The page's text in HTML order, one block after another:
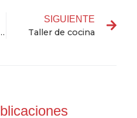
social a personal con contratos de aprendizaje
SIGUIENTE
Taller de cocina